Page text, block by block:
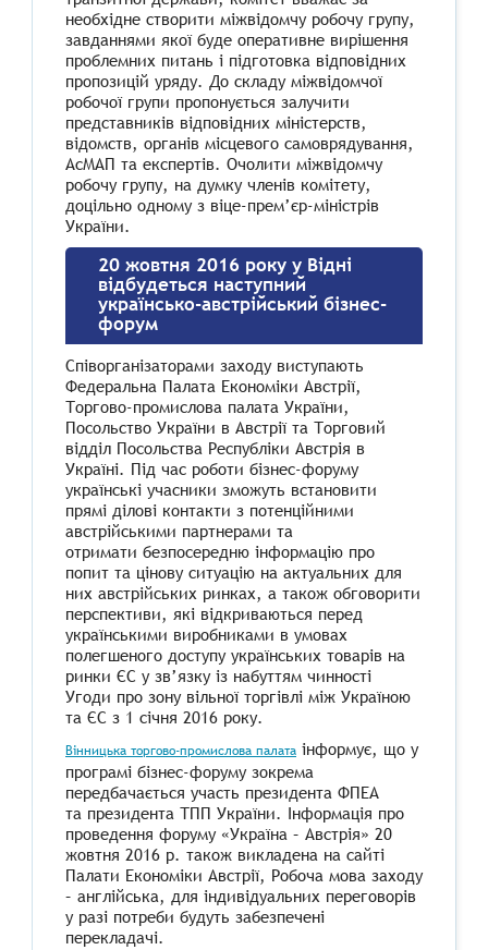
необхідне створити міжвідомчу робочу групу,
завданнями якої буде оперативне вирішення
проблемних питань і підготовка відповідних
пропозицій уряду. До складу міжвідомчої
робочої групи пропонується залучити
представників відповідних міністерств,
відомств, органів місцевого самоврядування,
АсМАП та експертів. Очолити міжвідомчу
робочу групу, на думку членів комітету,
доцільно одному з віце-прем’єр-міністрів
України.
20 жовтня 2016 року у Відні
відбудеться наступний
українсько-австрійський бізнес-
форум
Співорганізаторами заходу виступають
Федеральна Палата Економіки Австрії,
Торгово-промислова палата України,
Посольство України в Австрії та Торговий
відділ Посольства Республіки Австрія в
Україні. Під час роботи бізнес-форуму
українські учасники зможуть встановити
прямі ділові контакти з потенційними
австрійськими партнерами та
отримати безпосередню інформацію про
попит та цінову ситуацію на актуальних для
них австрійських ринках, а також обговорити
перспективи, які відкриваються перед
українськими виробниками в умовах
полегшеного доступу українських товарів на
ринки ЄС у зв’язку із набуттям чинності
Угоди про зону вільної торгівлі між Україною
та ЄС з 1 січня 2016 року.
Вінницька торгово-промислова палата інформує, що у
програмі бізнес-форуму зокрема
передбачається участь президента ФПЕА
та президента ТПП України. Інформація про
проведення форуму «Україна – Австрія» 20
жовтня 2016 р. також викладена на сайті
Палати Економіки Австрії, Робоча мова заходу
– англійська, для індивідуальних переговорів
у разі потреби будуть забезпечені
перекладачі.